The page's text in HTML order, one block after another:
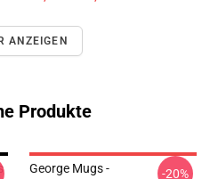
ANZEIGEN
Produkte
George Mugs -
-20%